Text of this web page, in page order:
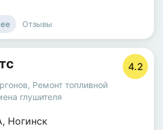
Отзывы
4.2
, Ремонт топливной
глушителя
, Ногинск